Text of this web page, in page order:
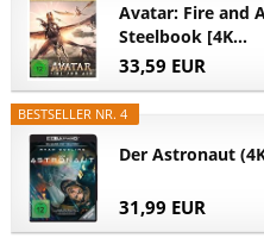
Avatar: Fire and
Steelbook [4K...
33,59 EUR
BESTSELLER NR. 4
Der Astronaut
31,99 EUR